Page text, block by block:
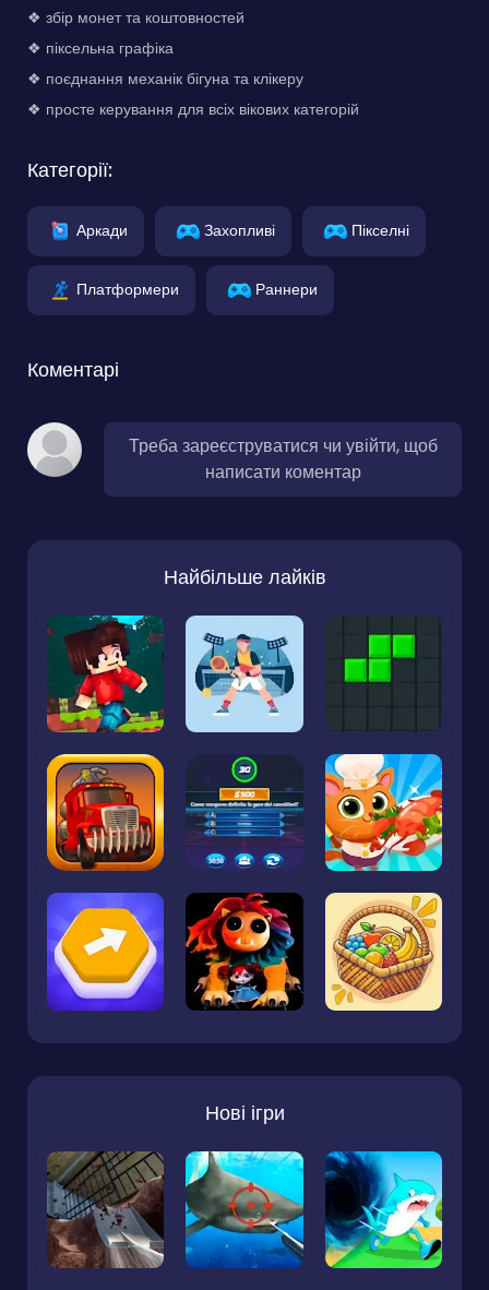
❖ збір монет та коштовностей
❖ піксельна графіка
❖ поєднання механік бігуна та клікеру
❖ просте керування для всіх вікових категорій
Категорії:
Аркади Захопливі Пікселні
Платформери Раннери
Коментарі
Треба зареєструватися чи увійти, щоб
написати коментар
Найбільше лайків
Нові ігри